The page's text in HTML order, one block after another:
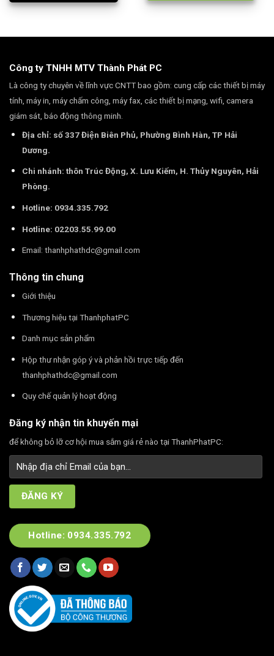
Công ty TNHH MTV Thành Phát PC
Là công ty chuyên về lĩnh vực CNTT bao gồm: cung cấp các thiết bị máy
tính, máy in, máy chấm công, máy fax, các thiết bị mạng, wifi, camera
giám sát, báo động thông minh.
Địa chỉ: số 337 Điện Biên Phủ, Phường Bình Hàn, TP Hải
Dương.
Chi nhánh: thôn Trúc Động, X. Lưu Kiếm, H. Thủy Nguyên, Hải
Phòng.
Hotline: 0934.335.792
Hotline: 02203.55.99.00
Email: thanhphathdc@gmail.com
Thông tin chung
Giới thiệu
Thương hiệu tại ThanhphatPC
Danh mục sản phẩm
Hộp thư nhận góp ý và phản hồi trực tiếp đến
thanhphathdc@gmail.com
Quy chế quản lý hoạt động
Đăng ký nhận tin khuyến mại
để không bỏ lỡ cơ hội mua sắm giá rẻ nào tại ThanhPhatPC:
Hotline: 0934.335.792